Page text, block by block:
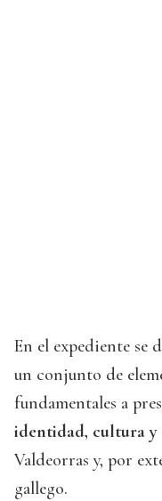
En el expediente se
un conjunto de
fundamentales a
identidad, cultura y
Valdeorras y, por
gallego.